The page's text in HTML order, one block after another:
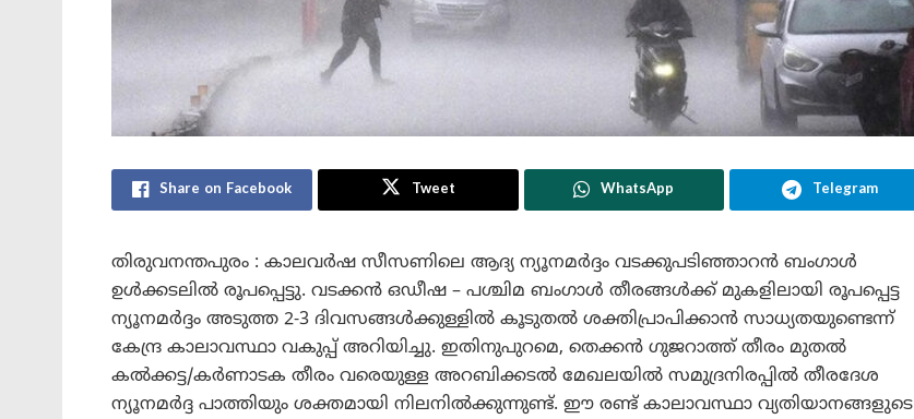
Share on Facebook Tweet WhatsApp Telegram
തിരുവനന്തപുരം : കാലവർഷ സീസണിലെ ആദ്യ ന്യൂനമർദ്ദം വടക്കുപടിഞ്ഞാറൻ ബംഗാൾ
ഉൾക്കടലിൽ രൂപപ്പെട്ടു. വടക്കൻ ഒഡീഷ – പശ്ചിമ ബംഗാൾ തീരങ്ങൾക്ക് മുകളിലായി രൂപപ്പെട്ട
ന്യൂനമർദ്ദം അടുത്ത 2-3 ദിവസങ്ങൾക്കുള്ളിൽ കൂടുതൽ ശക്തിപ്രാപിക്കാൻ സാധ്യതയുണ്ടെന്ന്
കേന്ദ്ര കാലാവസ്ഥാ വകുപ്പ് അറിയിച്ചു. ഇതിനുപുറമെ, തെക്കൻ ഗുജറാത്ത് തീരം മുതൽ
കൽക്കട്ട/കർണാടക തീരം വരെയുള്ള അറബിക്കടൽ മേഖലയിൽ സമുദ്രനിരപ്പിൽ തീരദേശ
ന്യൂനമർദ്ദ പാത്തിയും ശക്തമായി നിലനിൽക്കുന്നുണ്ട്. ഈ രണ്ട് കാലാവസ്ഥാ വ്യതിയാനങ്ങളുടെ